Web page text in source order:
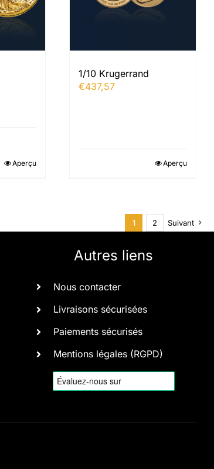
Aperçu
1/10 Krugerrand
€437,57
Aperçu
1 2 Suivant
Autres liens
Nous contacter
Livraisons sécurisées
Paiements sécurisés
Mentions légales (RGPD)